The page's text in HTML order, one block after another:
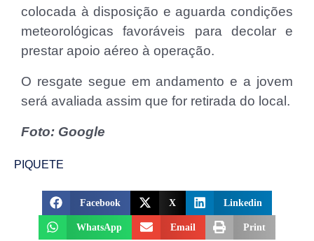
colocada à disposição e aguarda condições
meteorológicas favoráveis para decolar e
prestar apoio aéreo à operação.
O resgate segue em andamento e a jovem
será avaliada assim que for retirada do local.
Foto: Google
PIQUETE
Facebook X Linkedin
WhatsApp Email Print